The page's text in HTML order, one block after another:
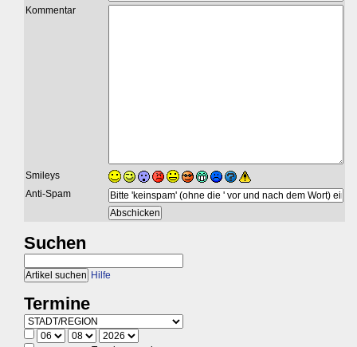
Kommentar
Smileys
Anti-Spam
Suchen
Hilfe
Termine